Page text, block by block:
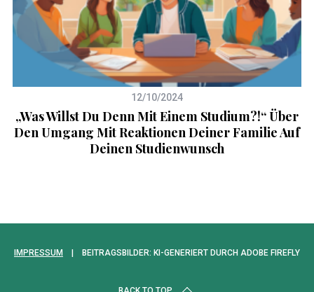
12/10/2024
„Was Willst Du Denn Mit Einem Studium?!“ Über
Den Umgang Mit Reaktionen Deiner Familie Auf
Deinen Studienwunsch
IMPRESSUM | BEITRAGSBILDER: KI-GENERIERT DURCH ADOBE FIREFLY